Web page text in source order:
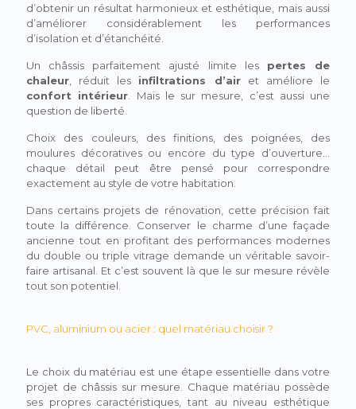
d’obtenir un résultat harmonieux et esthétique, mais aussi
d’améliorer considérablement les performances
d’isolation et d’étanchéité.
Un châssis parfaitement ajusté limite les pertes de
chaleur , réduit les infiltrations d’airet améliore le
confort intérieur . Mais le sur mesure, c’est aussi une
question de liberté.
Choix des couleurs, des finitions, des poignées, des
moulures décoratives ou encore du type d’ouverture…
chaque détail peut être pensé pour correspondre
exactement au style de votre habitation.
Dans certains projets de rénovation, cette précision fait
toute la différence. Conserver le charme d’une façade
ancienne tout en profitant des performances modernes
du double ou triple vitrage demande un véritable savoir-
faire artisanal. Et c’est souvent là que le sur mesure révèle
tout son potentiel.
PVC, aluminium ou acier : quel matériau choisir ?
Le choix du matériau est une étape essentielle dans votre
projet de châssis sur mesure. Chaque matériau possède
ses propres caractéristiques, tant au niveau esthétique